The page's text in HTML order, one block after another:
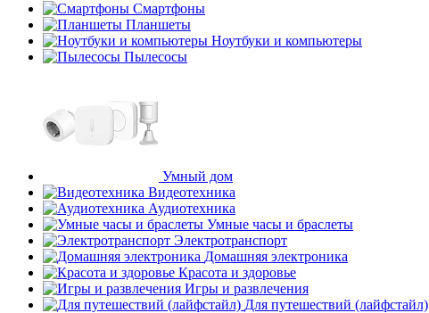
Смартфоны
Планшеты
Ноутбуки и компьютеры
Пылесосы
Умный дом
Видеотехника
Аудиотехника
Умные часы и браслеты
Электротранспорт
Домашняя электроника
Красота и здоровье
Игры и развлечения
Для путешествий (лайфстайл)